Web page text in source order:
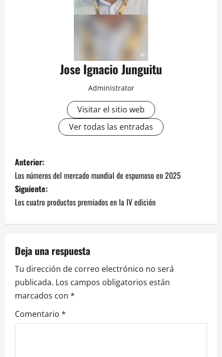
Jose Ignacio Junguitu
Administrator
Visitar el sitio web
Ver todas las entradas
N
a
v
e
g
a
c
i
ó
Anterior:
Los números del mercado mundial de espumoso en 2025
Siguiente:
Los cuatro productos premiados en la IV edición
Deja una respuesta
Tu dirección de correo electrónico no será
publicada. Los campos obligatorios están
marcados con *
Comentario *